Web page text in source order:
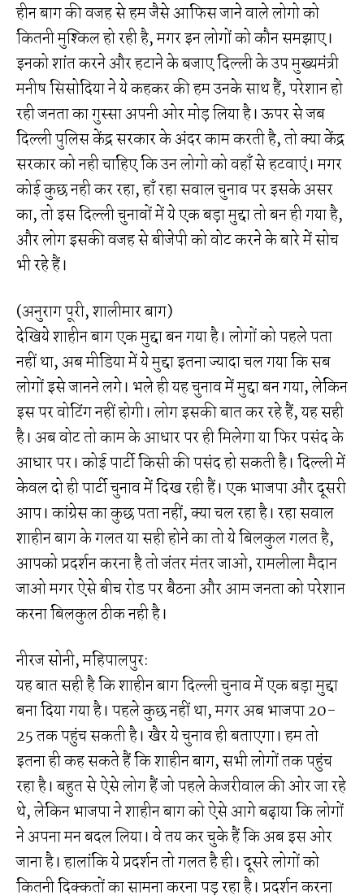
हीन बाग की वजह से हम जैसे आफिस जाने वाले लोगो को
कितनी मुश्किल हो रही है, मगर इन लोगों को कौन समझाए।
इनको शांत करने और हटाने के बजाए दिल्ली के उप मुख्यमंत्री
मनीष सिसोदिया ने ये कहकर की हम उनके साथ हैं, परेशान हो
रही जनता का गुस्सा अपनी ओर मोड़ लिया है। ऊपर से जब
दिल्ली पुलिस केंद्र सरकार के अंदर काम करती है, तो क्या केंद्र
सरकार को नही चाहिए कि उन लोगो को वहाँ से हटवाएं। मगर
कोई कुछ नही कर रहा, हाँ रहा सवाल चुनाव पर इसके असर
का, तो इस दिल्ली चुनावों में ये एक बड़ा मुद्दा तो बन ही गया है,
और लोग इसकी वजह से बीजेपी को वोट करने के बारे में सोच
भी रहे हैं।
(अनुराग पूरी, शालीमार बाग)
देखिये शाहीन बाग एक मुद्दा बन गया है। लोगों को पहले पता
नहीं था, अब मीडिया में ये मुद्दा इतना ज्यादा चल गया कि सब
लोगों इसे जानने लगे। भले ही यह चुनाव में मुद्दा बन गया, लेकिन
इस पर वोटिंग नहीं होगी। लोग इसकी बात कर रहे हैं, यह सही
है। अब वोट तो काम के आधार पर ही मिलेगा या फिर पसंद के
आधार पर। कोई पार्टी किसी की पसंद हो सकती है। दिल्ली में
केवल दो ही पार्टी चुनाव में दिख रही हैं। एक भाजपा और दूसरी
आप। कांग्रेस का कुछ पता नहीं, क्या चल रहा है। रहा सवाल
शाहीन बाग के गलत या सही होने का तो ये बिलकुल गलत है,
आपको प्रदर्शन करना है तो जंतर मंतर जाओ, रामलीला मैदान
जाओ मगर ऐसे बीच रोड पर बैठना और आम जनता को परेशान
करना बिलकुल ठीक नही है।
नीरज सोनी, महिपालपुर:
यह बात सही है कि शाहीन बाग दिल्ली चुनाव में एक बड़ा मुद्दा
बना दिया गया है। पहले कुछ नहीं था, मगर अब भाजपा 20-
25 तक पहुंच सकती है। खैर ये चुनाव ही बताएगा। हम तो
इतना ही कह सकते हैं कि शाहीन बाग, सभी लोगों तक पहुंच
रहा है। बहुत से ऐसे लोग हैं जो पहले केजरीवाल की ओर जा रहे
थे, लेकिन भाजपा ने शाहीन बाग को ऐसे आगे बढ़ाया कि लोगों
ने अपना मन बदल लिया। वे तय कर चुके हैं कि अब इस ओर
जाना है। हालांकि ये प्रदर्शन तो गलत है ही। दूसरे लोगों को
कितनी दिक्कतों का सामना करना पड़ रहा है। प्रदर्शन करना